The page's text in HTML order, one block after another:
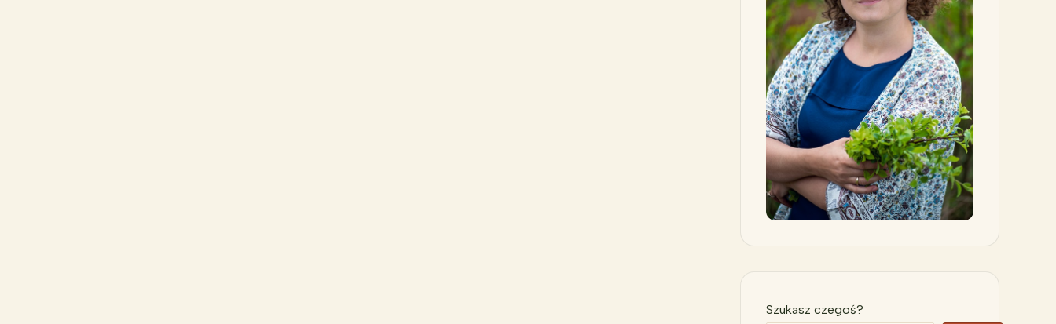
Szukasz czegoś?